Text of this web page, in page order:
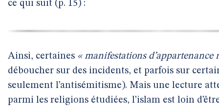
ce qui suit (p. 15) :
Ainsi, certaines « manifestations d’appartenance
déboucher sur des incidents, et parfois sur
seulement l’antisémitisme). Mais une lecture
parmi les religions étudiées, l’islam est loin